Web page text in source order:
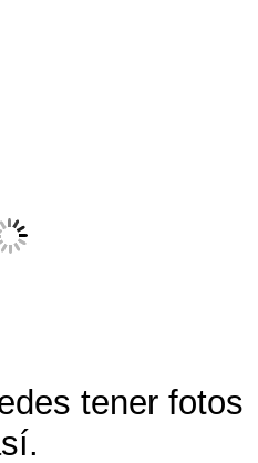
tener fotos